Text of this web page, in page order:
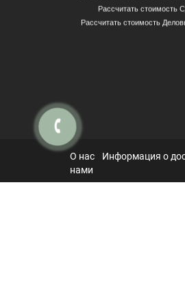
Рассчитать стоимость
Рассчитать стоимость
О нас Информация о
нами